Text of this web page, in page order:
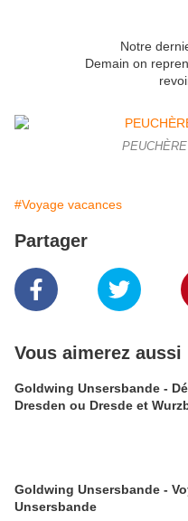
Notre
Demain on
#Voyage vacances
Partager
Vous aimerez aussi
Goldwing Unsersbande -
Dresden ou Dresde et
Goldwing Unsersbande -
Unsersbande